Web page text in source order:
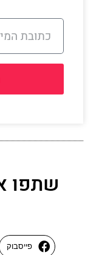
שתפו
פייסבוק